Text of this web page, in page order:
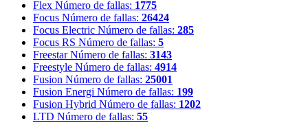
Flex Número de fallas: 1775
Focus Número de fallas: 26424
Focus Electric Número de fallas: 285
Focus RS Número de fallas: 5
Freestar Número de fallas: 3143
Freestyle Número de fallas: 4914
Fusion Número de fallas: 25001
Fusion Energi Número de fallas: 199
Fusion Hybrid Número de fallas: 1202
LTD Número de fallas: 55